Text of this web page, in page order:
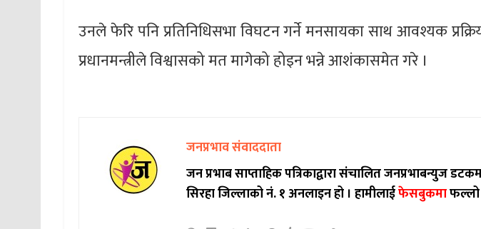
उनले फेरि पनि प्रतिनिधिसभा विघटन गर्ने मनसायका साथ आवश्यक
प्रधानमन्त्रीले विश्वासको मत मागेको होइन भन्ने आशंकासमेत गरे ।
जनप्रभाव संवाददाता
जन प्रभाब साप्ताहिक पत्रिकाद्वारा संचालित जनप्रभाबन्युज
सिरहा जिल्लाको नं. १ अनलाइन हो ।हामीलाईफेसबुकमाफल्लो